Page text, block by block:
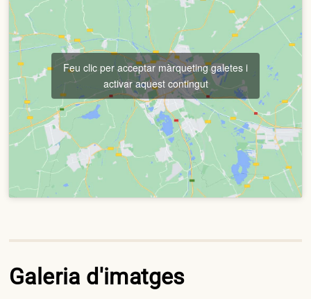
Feu clic per acceptar màrqueting galetes i
activar aquest contingut
Galeria d'imatges